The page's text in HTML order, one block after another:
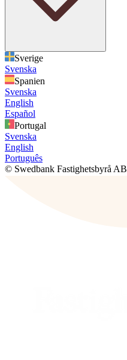
Sverige
Svenska
Spanien
Svenska
English
Español
Portugal
Svenska
English
Português
© Swedbank Fastighetsbyrå AB